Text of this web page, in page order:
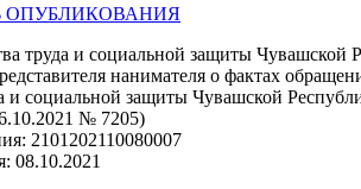
ОПУБЛИКОВАНИЯ
труда и социальной защиты Чувашской
нанимателя о фактах
и социальной защиты Чувашской
№ 7205)
2101202110080007
08.10.2021